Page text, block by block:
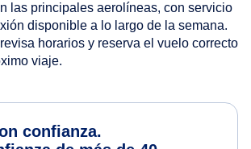
las principales aerolíneas, con servicio
disponible a lo largo de la semana.
horarios y reserva el vuelo correcto
viaje.
confianza.